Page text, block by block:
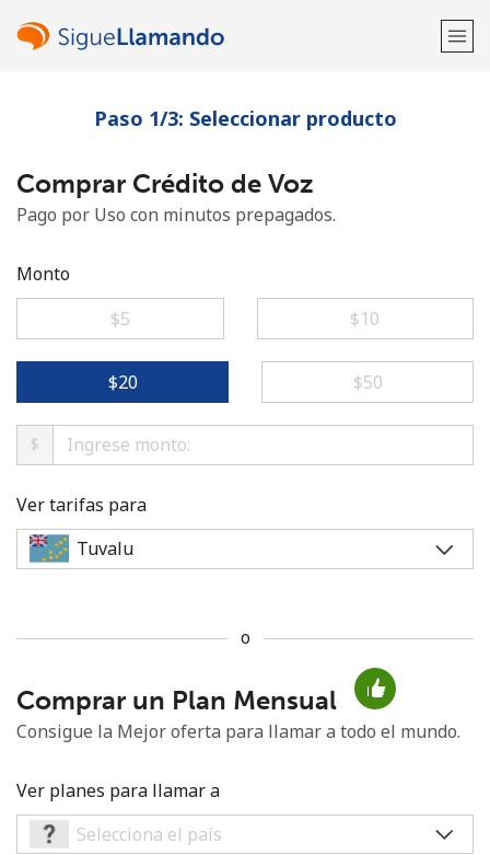
¡Bienvenido!
¿Ya tienes una cuenta?Inicia sesión →
No se ha creado una contraseña
Mínimo 8 caracteres
Una letra mayúscula y una minúscula
Un número
Paso 1/3: Seleccionar producto
Comprar Crédito de Voz
Pago por Uso con minutos prepagados.
Monto
⁦$5⁩
⁦$10⁩
⁦$20⁩ ⁦$50⁩
$
Ver tarifas para
o
Comprar un Plan Mensual
Consigue la Mejor oferta para llamar a todo el mundo.
Ver planes para llamar a